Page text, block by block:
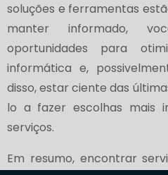
soluções e ferramentas
manter informado,
oportunidades para
informática e,
disso, estar ciente das
lo a fazer escolhas mais
serviços.
Em resumo, encontrar